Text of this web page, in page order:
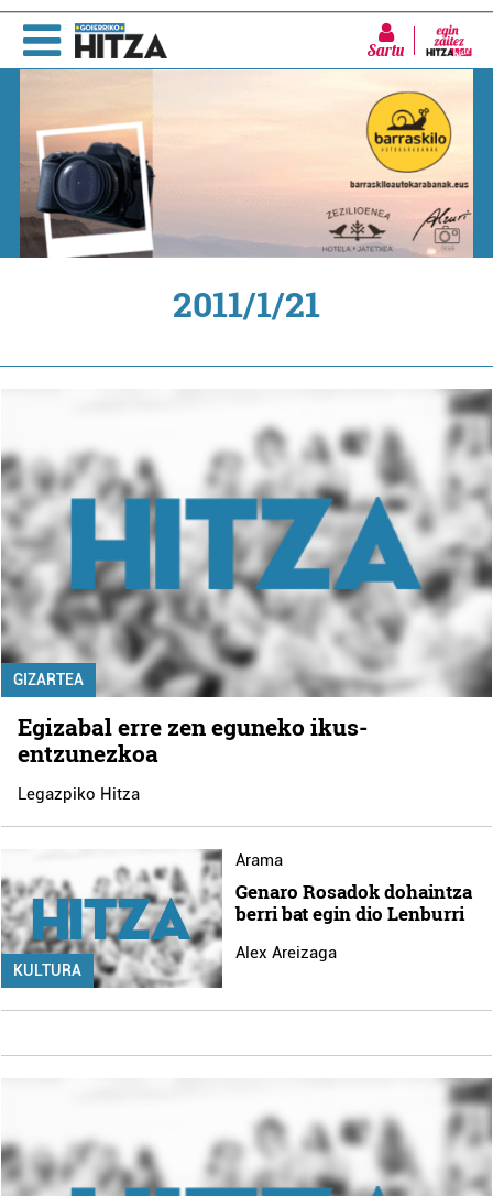
Sartu
2011/1/21
GIZARTEA
Egizabal erre zen eguneko ikus-
entzunezkoa
Legazpiko Hitza
KULTURA
Arama
Genaro Rosadok dohaintza
berri bat egin dio Lenburri
Alex Areizaga